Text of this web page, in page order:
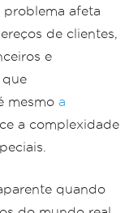
problema afeta
de clientes,
e
que
mesmo a
a complexidade
quando